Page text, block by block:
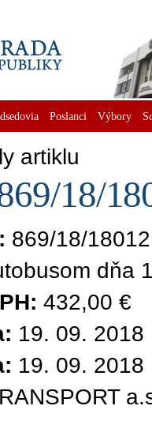
Poslanci Výbory
artiklu
18/
869/18/18012
dňa
432,00 €
19. 09. 2018
19. 09. 2018